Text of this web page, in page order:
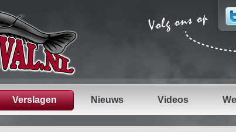
Verslagen Nieuws Videos